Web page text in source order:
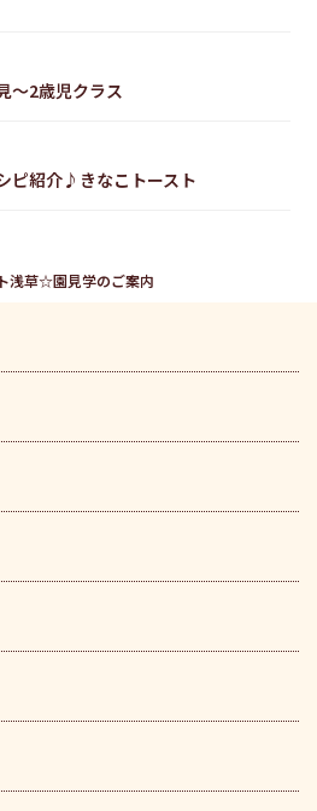
〜2歳児クラス
ピ紹介♪きなこトースト
浅草☆園見学のご案内